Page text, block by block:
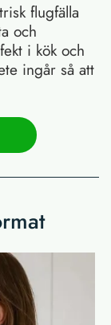
flugfälla
och
i kök och
ingår så att